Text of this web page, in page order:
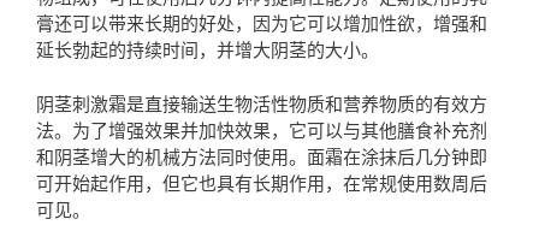
膏还可以带来长期的好处，因为它可以增加性欲，增强和
延长勃起的持续时间，并增大阴茎的大小。
阴茎刺激霜是直接输送生物活性物质和营养物质的有效方
法。为了增强效果并加快效果，它可以与其他膳食补充剂
和阴茎增大的机械方法同时使用。面霜在涂抹后几分钟即
可开始起作用，但它也具有长期作用，在常规使用数周后
可见。